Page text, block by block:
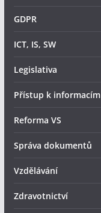
GDPR
ICT, IS, SW
Legislativa
Přístup k informacím
Reforma VS
Správa dokumentů
Vzdělávání
Zdravotnictví